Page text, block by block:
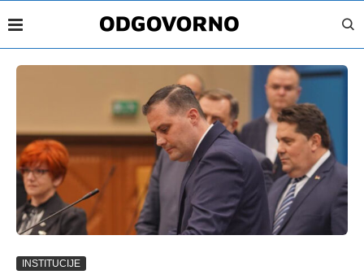
INSTITUCIJE